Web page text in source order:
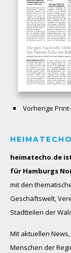
Vorherige
heimatecho.de
für Hamburgs
mit den
Geschäftswelt,
Stadtteilen der
Mit aktuellen
Menschen der